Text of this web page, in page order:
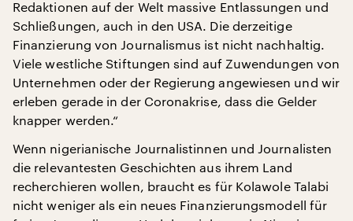
Redaktionen auf der Welt massive Entlassungen und
Schließungen, auch in den USA. Die derzeitige
Finanzierung von Journalismus ist nicht nachhaltig.
Viele westliche Stiftungen sind auf Zuwendungen von
Unternehmen oder der Regierung angewiesen und wir
erleben gerade in der Coronakrise, dass die Gelder
knapper werden.“
Wenn nigerianische Journalistinnen und Journalisten
die relevantesten Geschichten aus ihrem Land
recherchieren wollen, braucht es für Kolawole Talabi
nicht weniger als ein neues Finanzierungsmodell für